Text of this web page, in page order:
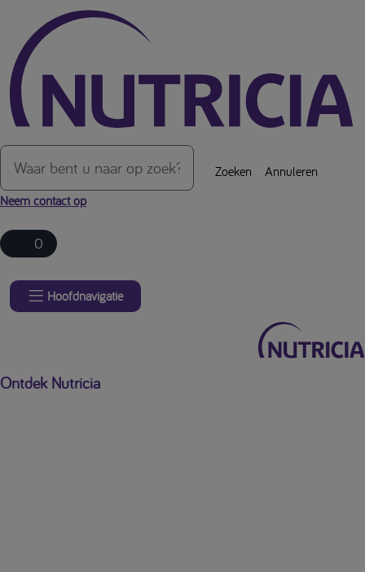
Over de inhoud van de pagina
Zoeken
Annuleren
Neem contact op
0
Hoofdnavigatie
Ontdek Nutricia